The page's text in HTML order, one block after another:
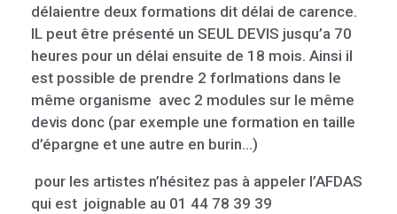
délaientre deux formations dit délai de carence.
IL peut être présenté un SEUL DEVIS jusqu’a 70
heures pour un délai ensuite de 18 mois. Ainsi il
est possible de prendre 2 forlmations dans le
même organisme avec 2 modules sur le même
devis donc (par exemple une formation en taille
d’épargne et une autre en burin…)
pour les artistes n’hésitez pas à appeler l’AFDAS
qui est joignable au 01 44 78 39 39